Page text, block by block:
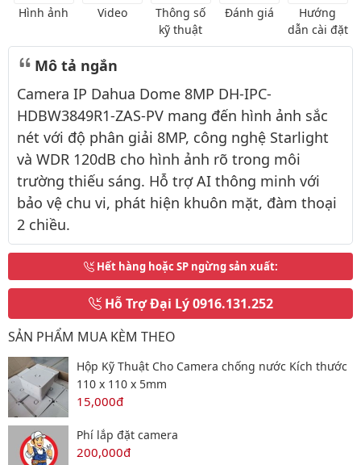
Hình ảnh Video
Thông số
kỹ thuật
Đánh giá
Hướng
dẫn cài đặt
Mô tả ngắn
Camera IP Dahua Dome 8MP DH-IPC-
HDBW3849R1-ZAS-PV mang đến hình ảnh sắc
nét với độ phân giải 8MP, công nghệ Starlight
và WDR 120dB cho hình ảnh rõ trong môi
trường thiếu sáng. Hỗ trợ AI thông minh với
bảo vệ chu vi, phát hiện khuôn mặt, đàm thoại
2 chiều.
Hết hàng hoặc SP ngừng sản xuất:
Hỗ Trợ Đại Lý0916.131.252
SẢN PHẨM MUA KÈM THEO
Hộp Kỹ Thuật Cho Camera chống nước Kích thước
110 x 110 x 5mm
15,000đ
Phí lắp đặt camera
200,000đ